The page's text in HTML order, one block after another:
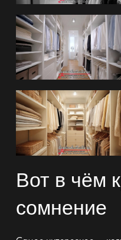
Вот в чём
сомнение